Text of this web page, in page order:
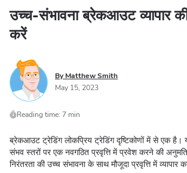
उच्च-संभावना ब्रेकआउट व्यापार
करें
By Matthew Smith
May 15, 2023
Reading time: 7 min
ब्रेकआउट ट्रेडिंग लोकप्रिय ट्रेडिंग दृष्टिकोणों में से एक है। यह
संभव स्तरों पर एक नवगठित प्रवृत्ति में प्रवेश करने की
निरंतरता की उच्च संभावना के साथ मौजूदा प्रवृत्ति में